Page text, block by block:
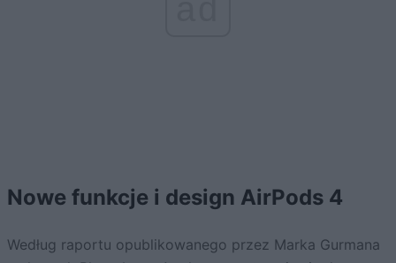
Nowe funkcje i design AirPods 4
Według raportu opublikowanego przez Marka Gurmana